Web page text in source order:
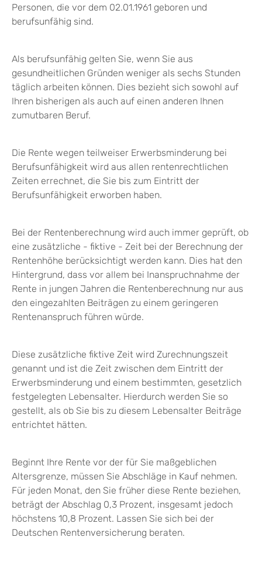
Personen, die vor dem 02.01.1961 geboren und
berufsunfähig sind.
Als berufsunfähig gelten Sie, wenn Sie aus
gesundheitlichen Gründen weniger als sechs Stunden
täglich arbeiten können. Dies bezieht sich sowohl auf
Ihren bisherigen als auch auf einen anderen Ihnen
zumutbaren Beruf.
Die Rente wegen teilweiser Erwerbsminderung bei
Berufsunfähigkeit wird aus allen rentenrechtlichen
Zeiten errechnet, die Sie bis zum Eintritt der
Berufsunfähigkeit erworben haben.
Bei der Rentenberechnung wird auch immer geprüft, ob
eine zusätzliche - fiktive - Zeit bei der Berechnung der
Rentenhöhe berücksichtigt werden kann. Dies hat den
Hintergrund, dass vor allem bei Inanspruchnahme der
Rente in jungen Jahren die Rentenberechnung nur aus
den eingezahlten Beiträgen zu einem geringeren
Rentenanspruch führen würde.
Diese zusätzliche fiktive Zeit wird Zurechnungszeit
genannt und ist die Zeit zwischen dem Eintritt der
Erwerbsminderung und einem bestimmten, gesetzlich
festgelegten Lebensalter. Hierdurch werden Sie so
gestellt, als ob Sie bis zu diesem Lebensalter Beiträge
entrichtet hätten.
Beginnt Ihre Rente vor der für Sie maßgeblichen
Altersgrenze, müssen Sie Abschläge in Kauf nehmen.
Für jeden Monat, den Sie früher diese Rente beziehen,
beträgt der Abschlag 0,3 Prozent, insgesamt jedoch
höchstens 10,8 Prozent. Lassen Sie sich bei der
Deutschen Rentenversicherung beraten.